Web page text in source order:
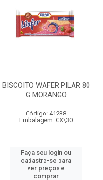
BISCOITO WAFER PILAR 80
G MORANGO
Código: 41238
Embalagem: CX\30
Faça seu login ou
cadastre-se para
ver preços e
comprar